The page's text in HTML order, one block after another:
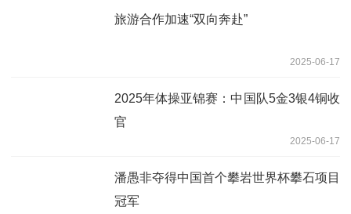
旅游合作加速“双向奔赴”
2025-06-17
2025年体操亚锦赛：中国队5金3银4铜收
官
2025-06-17
潘愚非夺得中国首个攀岩世界杯攀石项目
冠军